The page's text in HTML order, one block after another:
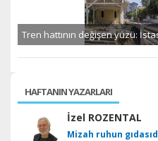
Tren hattının değişen yüzü:
HAFTANIN YAZARLARI
İzel ROZENTAL
Mizah ruhun